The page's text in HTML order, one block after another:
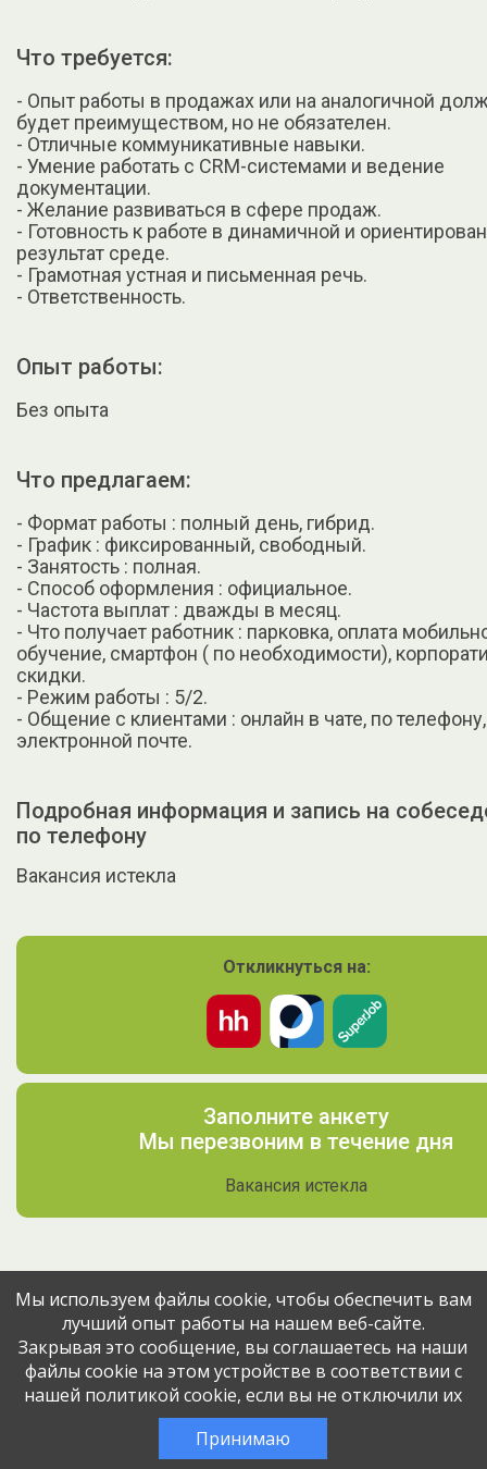
Что требуется:
- Опыт работы в продажах или на аналогичной
будет преимуществом, но не обязателен.
- Отличные коммуникативные навыки.
- Умение работать с CRM-системами и ведение
документации.
- Желание развиваться в сфере продаж.
- Готовность к работе в динамичной и
результат среде.
- Грамотная устная и письменная речь.
- Ответственность.
Опыт работы:
Без опыта
Что предлагаем:
- Формат работы : полный день, гибрид.
- График : фиксированный, свободный.
- Занятость : полная.
- Способ оформления : официальное.
- Частота выплат : дважды в месяц.
- Что получает работник : парковка, оплата
обучение, смартфон ( по необходимости),
скидки.
- Режим работы : 5/2.
- Общение с клиентами : онлайн в чате, по
электронной почте.
Подробная информация и запись на
по телефону
Вакансия истекла
Откликнуться на:
Заполните анкету
Мы перезвоним в течение дня
Вакансия истекла
Поделитесь вакансией с друзьями
Эта вакансия размещена3 месяца назадчерез сервис
Мы используем файлы cookie, чтобы обеспечить вам
лучший опыт работы на нашем веб-сайте.
Закрывая это сообщение, вы соглашаетесь на наши
файлы cookie на этом устройстве в соответствии с
нашей политикой cookie, если вы не отключили их
Принимаю